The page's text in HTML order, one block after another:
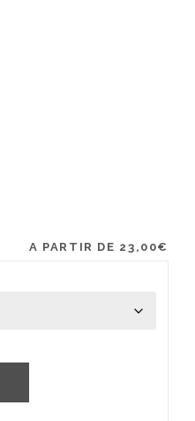
A PARTIR DE 23,00€